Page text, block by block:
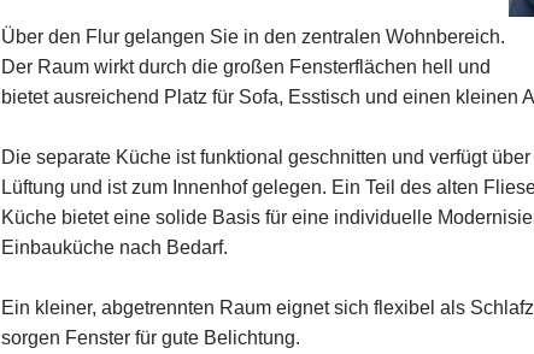
Über den Flur gelangen Sie in den zentralen Wohnbereich.
Der Raum wirkt durch die großen Fensterflächen hell und
bietet ausreichend Platz für Sofa, Esstisch und einen kleinen
Die separate Küche ist funktional geschnitten und verfügt
Lüftung und ist zum Innenhof gelegen. Ein Teil des alten
Küche bietet eine solide Basis für eine individuelle
Einbauküche nach Bedarf.
Ein kleiner, abgetrennten Raum eignet sich flexibel als
sorgen Fenster für gute Belichtung.